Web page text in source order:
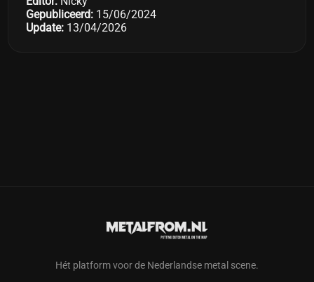
Gepubliceerd: 15/06/2024
Update: 13/04/2026
Hét platform voor de Nederlandse metal scene.